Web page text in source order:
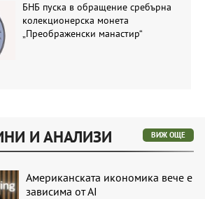
БНБ пуска в обращение сребърна
колекционерска монета
„Преображенски манастир“
И АНАЛИЗИ ВИЖ ОЩЕ
Американската икономика вече е
зависима от АІ